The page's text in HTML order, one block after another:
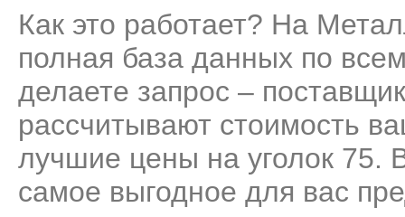
Как это работает? На
полная база данных по
делаете запрос –
рассчитывают стоимость
лучшие цены на уголок 75.
самое выгодное для вас